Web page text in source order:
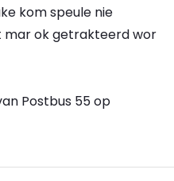
kom speule nie
mar ok getrakteerd wor
Postbus 55 op